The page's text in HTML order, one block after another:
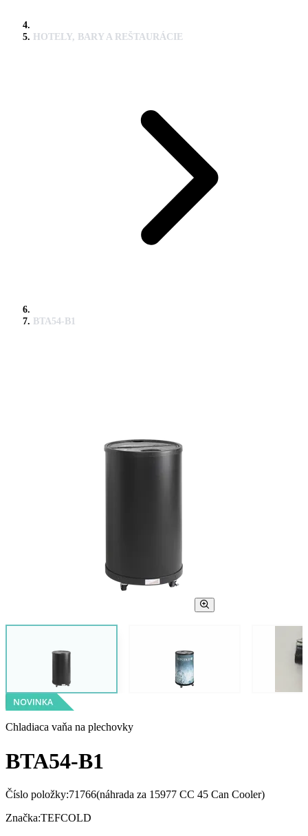
HOTELY, BARY A REŠTAURÁCIE
BTA54-B1
Chladiaca vaňa na plechovky
BTA54-B1
Číslo položky:71766(náhrada za 15977 CC 45 Can Cooler)
Značka:TEFCOLD